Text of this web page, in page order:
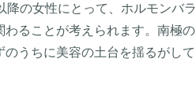
降の女性にとって、ホルモンバ
わることが考えられます。南極
のうちに美容の土台を揺るがし